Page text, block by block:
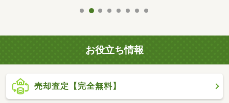
お役立ち情報
売却査定【完全無料】